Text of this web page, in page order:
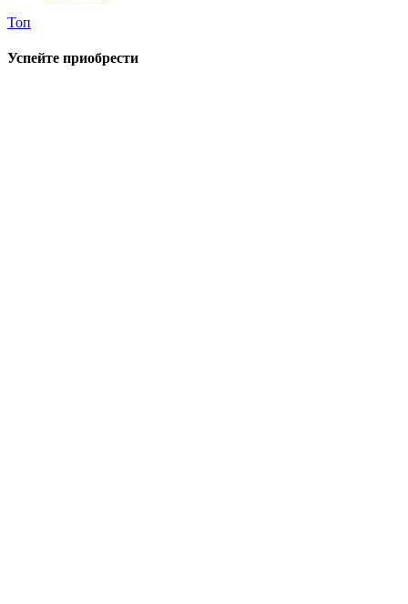
Топ
Успейте приобрести